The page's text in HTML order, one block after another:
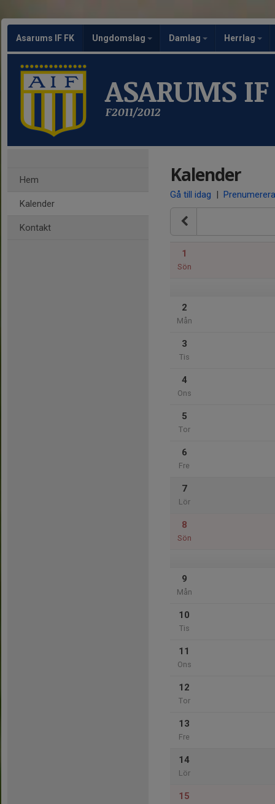
Asarums IF FK Ungdomslag Damlag Herrlag
ASARUMS
F2011/2012
Hem
Kalender
Kontakt
Kalender
Gå till idag | Prenumerera
1
Sön
2
Mån
3
Tis
4
Ons
5
Tor
6
Fre
7
Lör
8
Sön
9
Mån
10
Tis
11
Ons
12
Tor
13
Fre
14
Lör
15